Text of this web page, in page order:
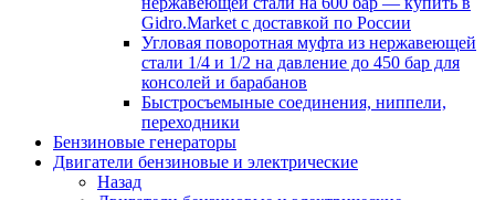
Gidro.Market с доставкой по России
Угловая поворотная муфта из нержавеющей
стали 1/4 и 1/2 на давление до 450 бар для
консолей и барабанов
Быстросъемыные соединения, ниппели,
переходники
Бензиновые генераторы
Двигатели бензиновые и электрические
Назад